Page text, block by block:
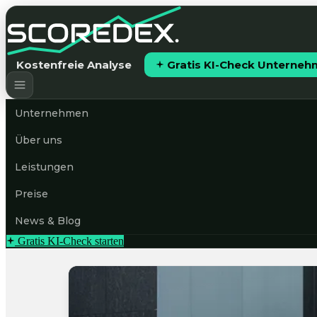
Kostenfreie Analyse Gratis KI-Check
Unternehmen
Über uns
Leistungen
Preise
News & Blog
Gratis KI-Check starten